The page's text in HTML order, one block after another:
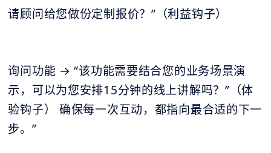
请顾问给您做份定制报价？”（利益钩子）
询问功能 → “该功能需要结合您的业务场景演
示，可以为您安排15分钟的线上讲解吗？”（体
验钩子） 确保每一次互动，都指向最合适的下一
步。”